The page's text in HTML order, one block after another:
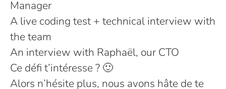
Manager
A live coding test + technical interview with
the team
An interview with Raphaël, our CTO
Ce défi t’intéresse ? 🙂
Alors n’hésite plus, nous avons hâte de te